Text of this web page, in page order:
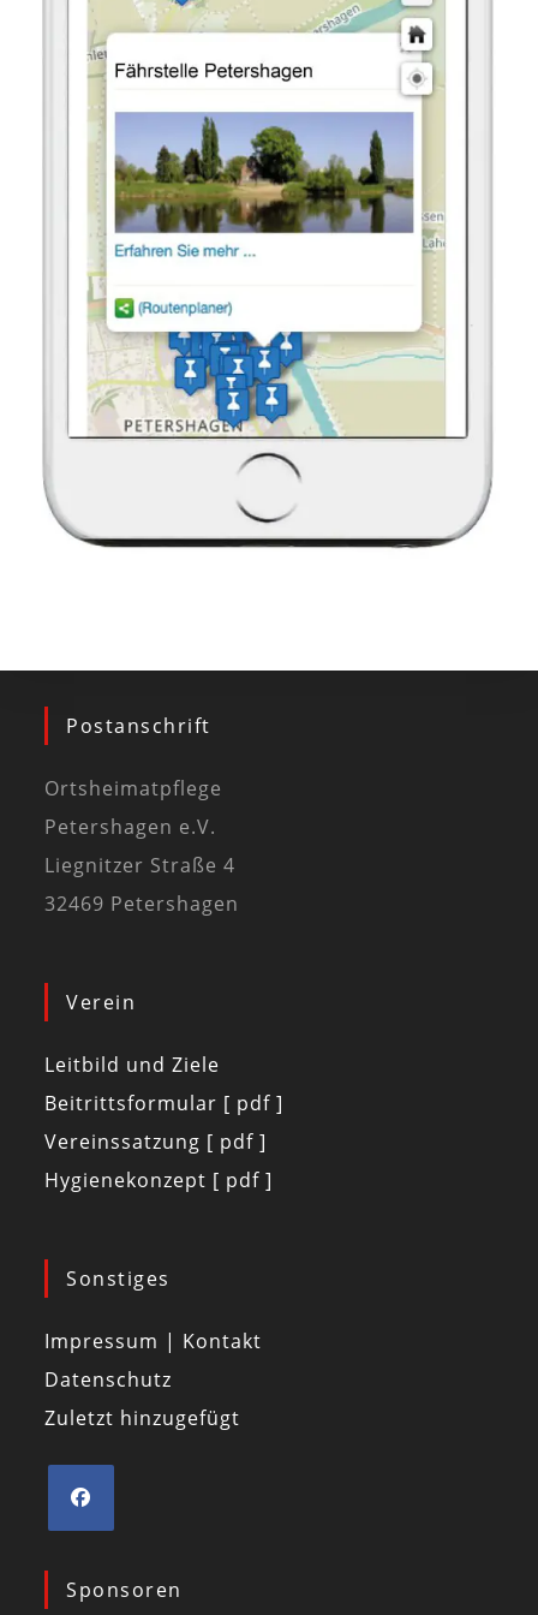
Postanschrift
Ortsheimatpflege
Petershagen e.V.
Liegnitzer Straße 4
32469 Petershagen
Verein
Leitbild und Ziele
Beitrittsformular [ pdf ]
Vereinssatzung [ pdf ]
Hygienekonzept [ pdf ]
Sonstiges
Impressum | Kontakt
Datenschutz
Zuletzt hinzugefügt
Sponsoren